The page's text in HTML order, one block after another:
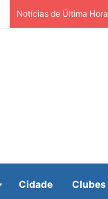
Notícias de Última Hora
Cidade Clubes